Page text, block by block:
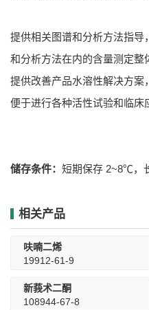
提供相关图谱和分析方法指导
和分析方法在内的含量测定整
提供改善产品水溶性解决方案
便于进行各种活性试验和临床
储存条件： 短期保存 2~8℃，
相关产品
呋喃二烯
19912-61-9
新莪术二酮
108944-67-8